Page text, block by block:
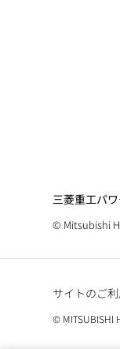
三菱重工パ
© Mitsubishi
サイトのご
© MITSUBISHI